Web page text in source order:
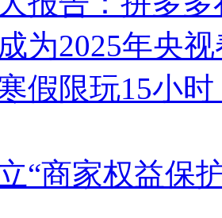
为2025年央
假限玩15小
“商家权益保